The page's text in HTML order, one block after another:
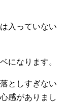
入っていない
になります。
としすぎない
感がありまし